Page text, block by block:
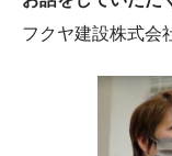
フクヤ建設株式会